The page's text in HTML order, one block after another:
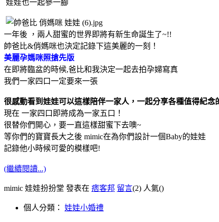
娃娃也一起參一腳
一年後 ，兩人甜蜜的世界即將有新生命誕生了~!!
帥爸比&俏媽咪也決定記錄下這美麗的一刻！
美麗孕媽咪照搶先版
在即將臨盆的時候,爸比和我決定一起去拍孕婦寫真
我們一家四口一定要來一張
很感動看到娃娃可以這樣陪伴一家人，一起分享各種值得紀念
現在 一家四口即將成為一家五口！
很替你們開心，要一直這樣甜蜜下去噢~
等你們的寶寶長大之後 mimic在為你們設計一個Baby的娃娃
記錄他小時候可愛的模樣吧!
(繼續閱讀...)
mimic 娃娃扮扮堂 發表在 痞客邦 留言(2) 人氣()
個人分類： 娃娃小婚禮